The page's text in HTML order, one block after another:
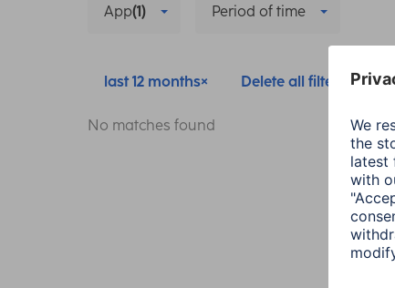
App(1) Period of time
last 12 months Delete all filters
No matches found